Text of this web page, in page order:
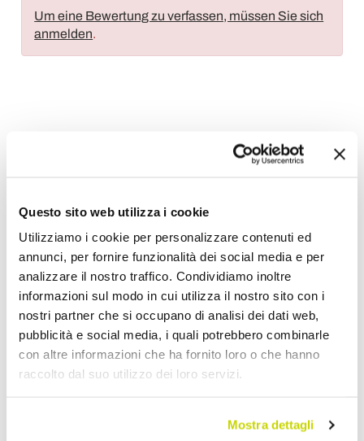
Questo sito web utilizza i cookie
Utilizziamo i cookie per personalizzare contenuti ed
annunci, per fornire funzionalità dei social media e per
analizzare il nostro traffico. Condividiamo inoltre
informazioni sul modo in cui utilizza il nostro sito con i
nostri partner che si occupano di analisi dei dati web,
pubblicità e social media, i quali potrebbero combinarle
con altre informazioni che ha fornito loro o che hanno
raccolto dal suo utilizzo dei loro servizi.
Mostra dettagli
Um eine Bewertung zu verfassen, müssen Sie sich
anmelden.
Schreiben Sie Ihren Beitrag Drucken
Pendellampe Vintage